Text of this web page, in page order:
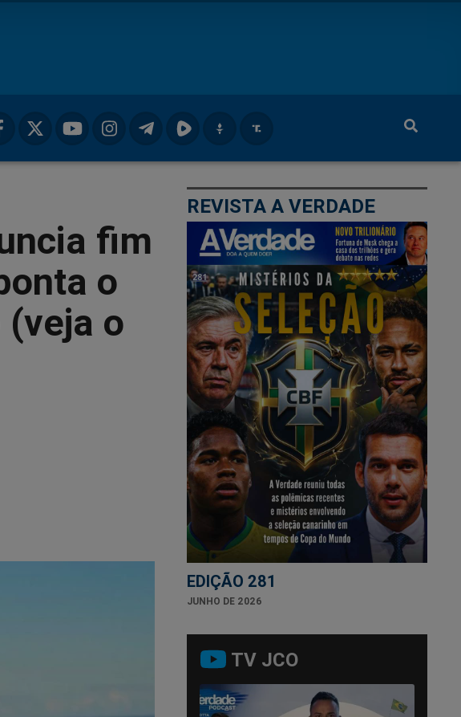
fim
o
o
REVISTA A VERDADE
EDIÇÃO 281
JUNHO DE 2026
TV JCO